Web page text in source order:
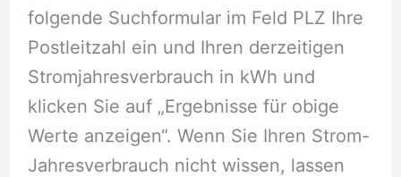
folgende Suchformular im Feld PLZ Ihre
Postleitzahl ein und Ihren derzeitigen
Stromjahresverbrauch in kWh und
klicken Sie auf „Ergebnisse für obige
Werte anzeigen“. Wenn Sie Ihren Strom-
Jahresverbrauch nicht wissen, lassen